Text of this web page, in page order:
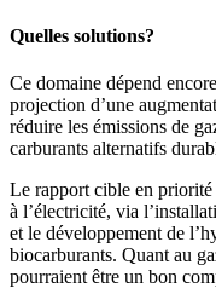
Quelles solutions?
Ce domaine dépend
projection d’une
réduire les émissions de
carburants alternatifs
Le rapport cible en
à l’électricité, via
et le développement de
biocarburants. Quant au
pourraient être un bon